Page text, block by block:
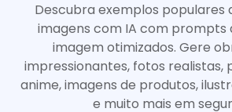
Descubra exemplos populares
imagens com IA com prompts
imagem otimizados. Gere
impressionantes, fotos realistas,
anime, imagens de produtos,
e muito mais em